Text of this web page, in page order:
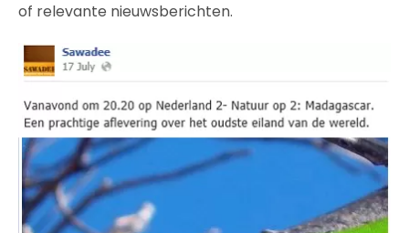
of relevante nieuwsberichten.